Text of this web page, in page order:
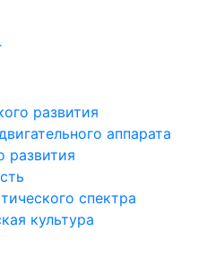
развития
аппарата
развития
спектра
культура